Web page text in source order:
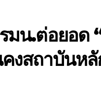
น.ต่อยอด
งสถาบันห